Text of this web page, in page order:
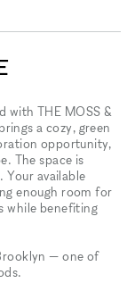
with THE MOSS &
a cozy, green
opportunity,
The space is
available
enough room for
while benefiting
— one of